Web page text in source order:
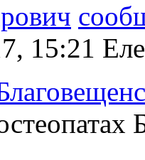
15:21